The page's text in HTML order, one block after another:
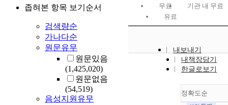
좁혀본 항목 보기순서
검색량순
가나다순
원문유무
원문있음
(1,425,020)
원문없음
(54,519)
음성지원유무
무료
기관 내 무료
유료
내보내기
내책장담기
한글로보기
정확도순